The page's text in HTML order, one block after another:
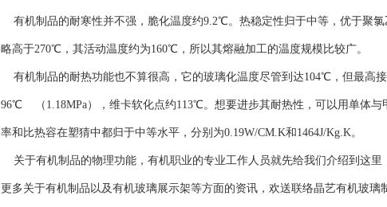
有机制品的耐寒性并不强，脆化温度约9.2℃。热稳定性归于中等，优于聚
略高于270℃，其活动温度约为160℃，所以其熔融加工的温度规模比较广。
有机制品的耐热功能也不算很高，它的玻璃化温度尽管到达104℃，但最高
96℃ （1.18MPa），维卡软化点约113℃。想要进步其耐热性，可以用单体
率和比热容在塑猜中都归于中等水平，分别为0.19W/CM.K和1464J/Kg.K。
关于有机制品的物理功能，有机职业的专业工作人员就先给我们介绍到这
更多关于有机制品以及有机玻璃展示架等方面的资讯，欢送联络晶艺有机玻璃